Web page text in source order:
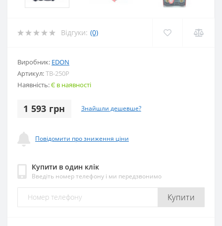
Відгуки: (0)
Виробник: EDON
Артикул:TB-250P
Наявність:Є в наявності
1 593 грн Знайшли дешевше?
Повідомити про зниження ціни
Купити в один клік
Введіть номер телефону і ми передзвонимо
Купити